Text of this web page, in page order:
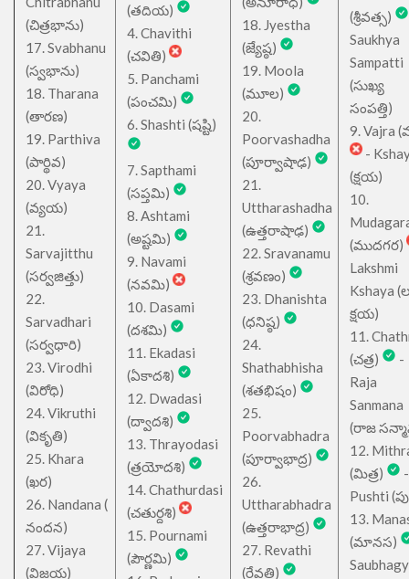
(చిత్రభాను)
17. Svabhanu
(స్వభాను)
18. Tharana
(తారణ)
19. Parthiva
(పార్థివ)
20. Vyaya
(వ్యయ)
21.
Sarvajitthu
(సర్వజిత్తు)
22.
Sarvadhari
(సర్వధారి)
23. Virodhi
(విరోధి)
24. Vikruthi
(వికృతి)
25. Khara
(ఖర)
26. Nandana (
నందన)
27. Vijaya
(విజయ)
(తదియ)
4. Chavithi
(చవితి)
5. Panchami
(పంచమి)
6. Shashti (షష్టి)
7. Sapthami
(సప్తమి)
8. Ashtami
(అష్టమి)
9. Navami
(నవమి)
10. Dasami
(దశమి)
11. Ekadasi
(ఏకాదశి)
12. Dwadasi
(ద్వాదశి)
13. Thrayodasi
(త్రయోదశి)
14. Chathurdasi
(చతుర్దశి)
15. Pournami
(పౌర్ణమి)
18. Jyestha
(జ్యేష్ఠ)
19. Moola
(మూల)
20.
Poorvashadha
(పూర్వాషాఢ)
21.
Uttharashadha
(ఉత్తరాషాఢ)
22. Sravanamu
(శ్రవణం)
23. Dhanishta
(ధనిష్ఠ)
24.
Shathabhisha
(శతభిషం)
25.
Poorvabhadra
(పూర్వాభాద్ర)
26.
Uttharabhadra
(ఉత్తరాభాద్ర)
27. Revathi
(రేవతి)
(శ్రీవత్స)
Saukhya
Sampatti
(సుఖ్య
సంపత్తి)
9. Vajra
-
(క్షయ)
10.
(ముదగర)
Lakshmi
Kshaya
క్షయ)
11.
(చత్ర)
-
Raja
Sanmana
(రాజ
12.
(మిత్ర)
-
Pushti
13.
(మానస)